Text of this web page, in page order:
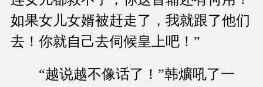
如果女儿女婿被赶走了，我就跟了他们
去！你就自己去伺候皇上吧！”
“越说越不像话了！”韩爌吼了一